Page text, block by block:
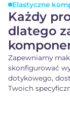
Elastyczne
Każdy
dlatego
Zapewniamy
skonfigurować
dotykowego,
Twoich